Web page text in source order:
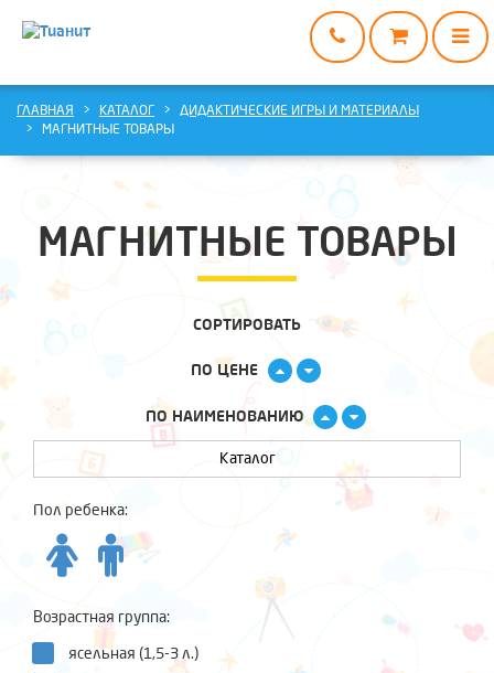
ГЛАВНАЯ
КАТАЛОГ
ДОСТАВКА
ОПЛАТА
ВАРИАНТЫ
СОТРУДНИЧЕСТВА
ГЛАВНАЯ КАТАЛОГ
ДИДАКТИЧЕСКИЕ ИГРЫ И МАТЕРИАЛЫ
МАГНИТНЫЕ ТОВАРЫ
МАГНИТНЫЕ ТОВАРЫ
СОРТИРОВАТЬ
ПО ЦЕНЕ
ПО НАИМЕНОВАНИЮ
Каталог
Пол ребенка:
Возрастная группа:
ясельная (1,5-3 л.)